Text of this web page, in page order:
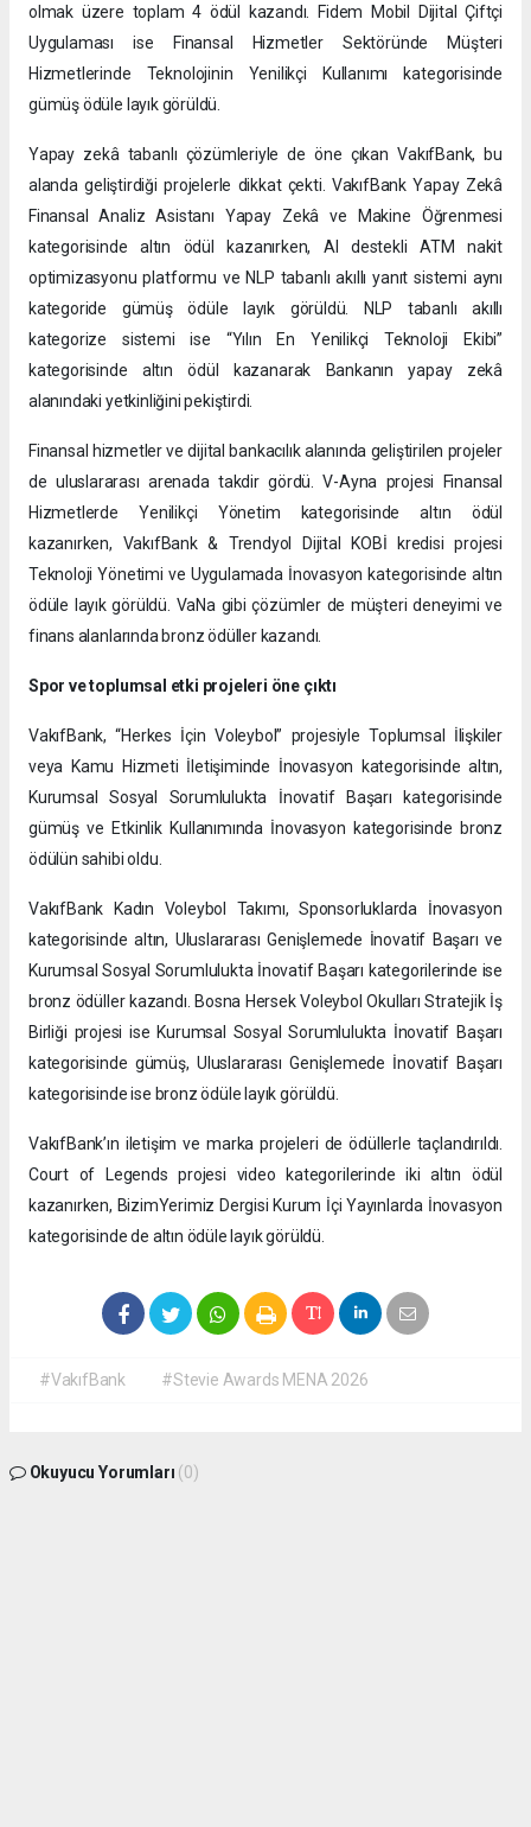
olmak üzere toplam 4 ödül kazandı. Fidem Mobil Dijital Çiftçi
Uygulaması ise Finansal Hizmetler Sektöründe Müşteri
Hizmetlerinde Teknolojinin Yenilikçi Kullanımı kategorisinde
gümüş ödüle layık görüldü.
Yapay zekâ tabanlı çözümleriyle de öne çıkan VakıfBank, bu
alanda geliştirdiği projelerle dikkat çekti. VakıfBank Yapay Zekâ
Finansal Analiz Asistanı Yapay Zekâ ve Makine Öğrenmesi
kategorisinde altın ödül kazanırken, AI destekli ATM nakit
optimizasyonu platformu ve NLP tabanlı akıllı yanıt sistemi aynı
kategoride gümüş ödüle layık görüldü. NLP tabanlı akıllı
kategorize sistemi ise “Yılın En Yenilikçi Teknoloji Ekibi”
kategorisinde altın ödül kazanarak Bankanın yapay zekâ
alanındaki yetkinliğini pekiştirdi.
Finansal hizmetler ve dijital bankacılık alanında geliştirilen projeler
de uluslararası arenada takdir gördü. V-Ayna projesi Finansal
Hizmetlerde Yenilikçi Yönetim kategorisinde altın ödül
kazanırken, VakıfBank & Trendyol Dijital KOBİ kredisi projesi
Teknoloji Yönetimi ve Uygulamada İnovasyon kategorisinde altın
ödüle layık görüldü. VaNa gibi çözümler de müşteri deneyimi ve
finans alanlarında bronz ödüller kazandı.
Spor ve toplumsal etki projeleri öne çıktı
VakıfBank, “Herkes İçin Voleybol” projesiyle Toplumsal İlişkiler
veya Kamu Hizmeti İletişiminde İnovasyon kategorisinde altın,
Kurumsal Sosyal Sorumlulukta İnovatif Başarı kategorisinde
gümüş ve Etkinlik Kullanımında İnovasyon kategorisinde bronz
ödülün sahibi oldu.
VakıfBank Kadın Voleybol Takımı, Sponsorluklarda İnovasyon
kategorisinde altın, Uluslararası Genişlemede İnovatif Başarı ve
Kurumsal Sosyal Sorumlulukta İnovatif Başarı kategorilerinde ise
bronz ödüller kazandı. Bosna Hersek Voleybol Okulları Stratejik İş
Birliği projesi ise Kurumsal Sosyal Sorumlulukta İnovatif Başarı
kategorisinde gümüş, Uluslararası Genişlemede İnovatif Başarı
kategorisinde ise bronz ödüle layık görüldü.
VakıfBank’ın iletişim ve marka projeleri de ödüllerle taçlandırıldı.
Court of Legends projesi video kategorilerinde iki altın ödül
kazanırken, BizimYerimiz Dergisi Kurum İçi Yayınlarda İnovasyon
kategorisinde de altın ödüle layık görüldü.
#VakıfBank #Stevie Awards MENA 2026
Okuyucu Yorumları (0)